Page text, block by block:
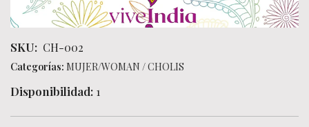
SKU: CH-002
Categorías: MUJER/WOMAN /CHOLIS
Disponibilidad: 1